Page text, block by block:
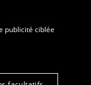
publicité ciblée